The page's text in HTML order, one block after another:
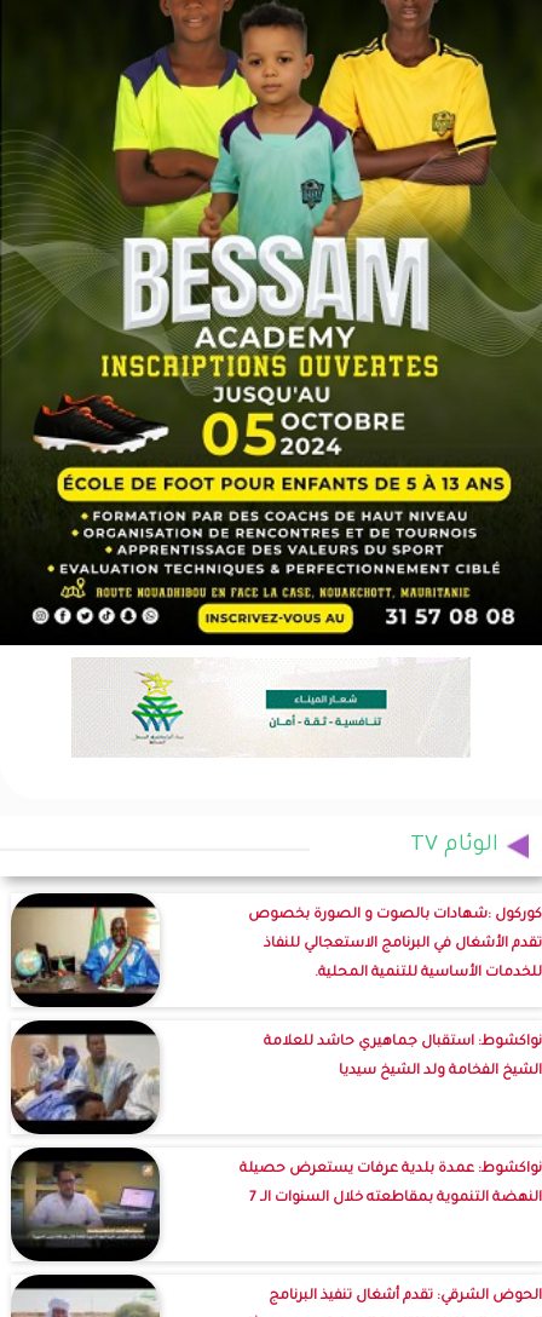
الوئام TV
كوركول :شهادات بالصوت و الصورة بخصوص
تقدم الأشغال في البرنامج الاستعجالي للنفاذ
للخدمات الأساسية للتنمية المحلية.
نواكشوط: استقبال جماهيري حاشد للعلامة
الشيخ الفخامة ولد الشيخ سيديا
نواكشوط: عمدة بلدية عرفات يستعرض حصيلة
النهضة التنموية بمقاطعته خلال السنوات الـ 7
الحوض الشرقي: تقدم أشغال تنفيذ البرنامج